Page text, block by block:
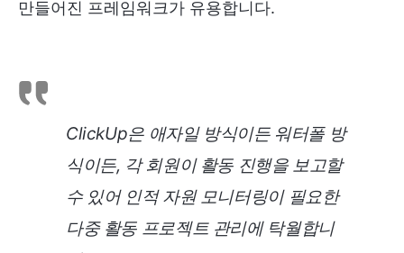
만들어진 프레임워크가 유용합니다.
ClickUp은 애자일 방식이든 워터폴 방
식이든, 각 회원이 활동 진행을 보고할
수 있어 인적 자원 모니터링이 필요한
다중 활동 프로젝트 관리에 탁월합니